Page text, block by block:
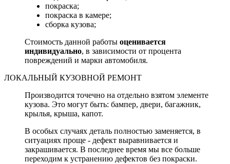
покраска;
покраска в камере;
сборка кузова;
Стоимость данной работы оценивается
индивидуально, в зависимости от процента
повреждений и марки автомобиля.
ЛОКАЛЬНЫЙ КУЗОВНОЙ РЕМОНТ
Производится точечно на отдельно взятом элементе
кузова. Это могут быть: бампер, двери, багажник,
крылья, крыша, капот.
В особых случаях деталь полностью заменяется, в
ситуациях проще - дефект выравнивается и
закрашивается. В последнее время мы все больше
переходим к устранению дефектов без покраски.